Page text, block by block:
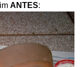
ANTES: